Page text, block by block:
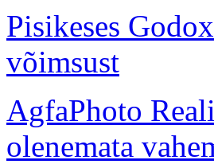
Pisikeses
võimsust
AgfaPhoto
olenemata